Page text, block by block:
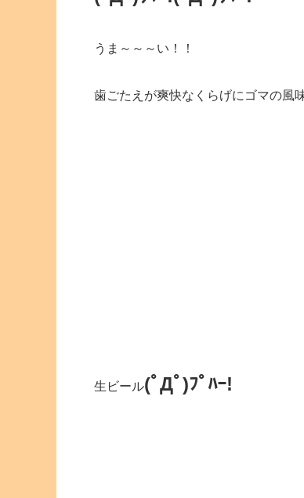
うま～～～い！！
歯ごたえが爽快なくらげにゴマの風
生ビール(ﾟДﾟ)ﾌﾟﾊｰ!